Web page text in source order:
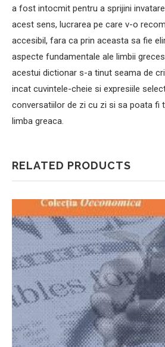
a fost intocmit pentru a sprijini
acest sens, lucrarea pe care v-o
accesibil, fara ca prin aceasta sa fie
aspecte fundamentale ale limbii
acestui dictionar s-a tinut seama de
incat cuvintele-cheie si expresiile
conversatiilor de zi cu zi si sa poata fi
limba greaca.
RELATED PRODUCTS